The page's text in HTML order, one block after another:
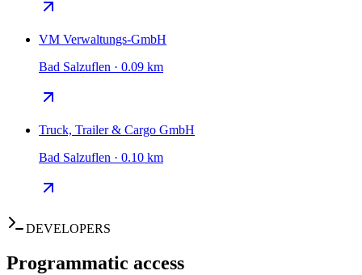
VM Verwaltungs-GmbH
Bad Salzuflen · 0.09 km
Truck, Trailer & Cargo GmbH
Bad Salzuflen · 0.10 km
DEVELOPERS
Programmatic access